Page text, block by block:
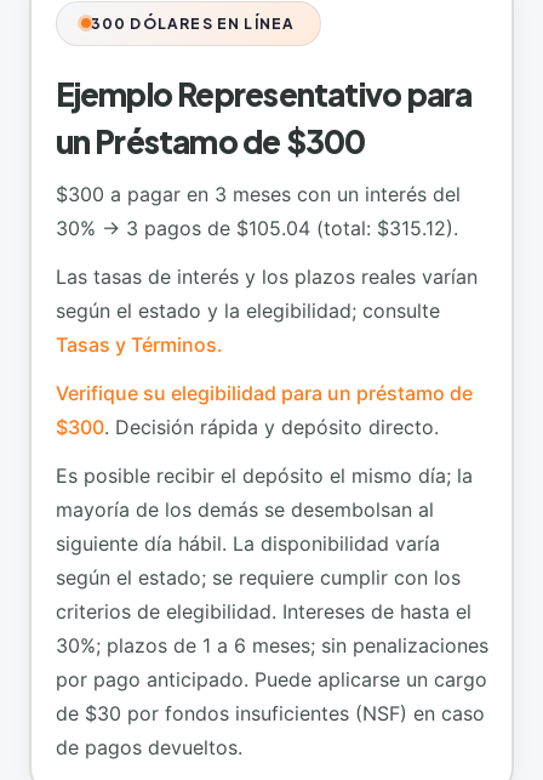
300 DÓLARES EN LÍNEA
Ejemplo Representativo para
un Préstamo de $300
$300 a pagar en 3 meses con un interés del
30% → 3 pagos de $105.04 (total: $315.12).
Las tasas de interés y los plazos reales varían
según el estado y la elegibilidad; consulte
Tasas y Términos.
Verifique su elegibilidad para un préstamo de
$300. Decisión rápida y depósito directo.
Es posible recibir el depósito el mismo día; la
mayoría de los demás se desembolsan al
siguiente día hábil. La disponibilidad varía
según el estado; se requiere cumplir con los
criterios de elegibilidad. Intereses de hasta el
30%; plazos de 1 a 6 meses; sin penalizaciones
por pago anticipado. Puede aplicarse un cargo
de $30 por fondos insuficientes (NSF) en caso
de pagos devueltos.